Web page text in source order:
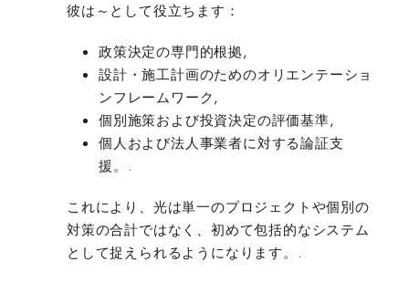
彼は～として役立ちます：
政策決定の専門的根拠,
設計・施工計画のためのオリエンテーショ
ンフレームワーク,
個別施策および投資決定の評価基準,
個人および法人事業者に対する論証支
援。.
これにより、光は単一のプロジェクトや個別の
対策の合計ではなく、初めて包括的なシステム
として捉えられるようになります。.